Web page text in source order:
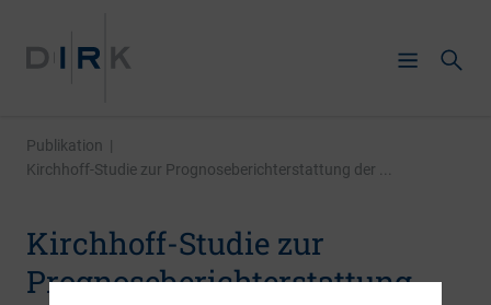
Publikation |
Kirchhoff-Studie zur Prognoseberichterstattung der ...
Kirchhoff-Studie zur
Prognoseberichterstattung